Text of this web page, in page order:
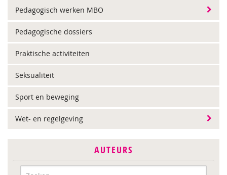
Pedagogisch werken MBO
Pedagogische dossiers
Praktische activiteiten
Seksualiteit
Sport en beweging
Wet- en regelgeving
AUTEURS